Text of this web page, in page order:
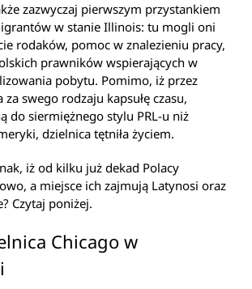
zazwyczaj pierwszym przystankiem
w stanie Illinois: tu mogli oni
rodaków, pomoc w znalezieniu pracy,
prawników wspierających w
pobytu. Pomimo, iż przez
swego rodzaju kapsułę czasu,
do siermiężnego stylu PRL-u niż
dzielnica tętniła życiem.
iż od kilku już dekad Polacy
a miejsce ich zajmują Latynosi oraz
Czytaj poniżej.
Chicago w